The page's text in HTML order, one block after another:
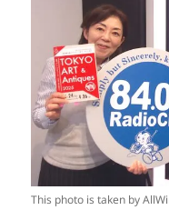
This photo is taken by